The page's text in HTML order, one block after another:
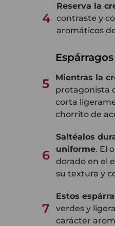
4
Reserva la
contraste y
aromáticos
5 Mientras la
protagonista
corta
chorrito de
6
Saltéalos
uniforme. El
dorado en el
su textura y
7
Estos
verdes y
carácter